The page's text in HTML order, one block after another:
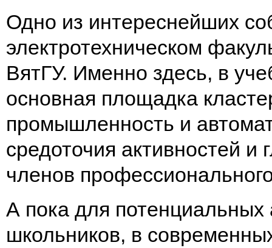
Одно из интереснейших
электротехническом
ВятГУ. Именно здесь, в
основная площадка
промышленность и
средоточия активностей и
членов
А пока для
школьников, в